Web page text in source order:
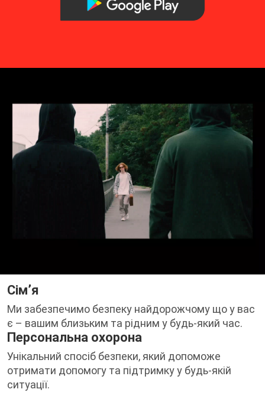
Сімʼя
Ми забезпечимо безпеку найдорожчому що у вас
є – вашим близьким та рідним у будь-який час.
Персональна охорона
Унікальний спосіб безпеки, який допоможе
отримати допомогу та підтримку у будь-якій
ситуації.